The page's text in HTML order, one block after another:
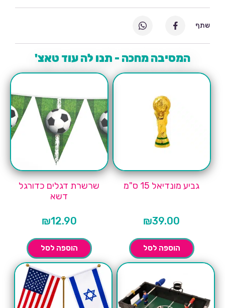
המסיבה מחכה - תנו לה עוד טאצ'
גביע מונדיאל 15 ס"מ
₪39.00
הוספה לסל
שרשרת דגלים כדורגל
דשא
₪12.90
הוספה לסל
שתף